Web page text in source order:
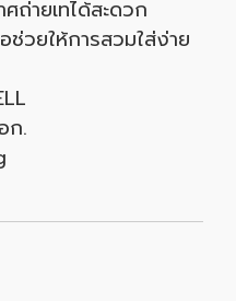
ถ่ายเทได้สะดวก
วยให้การสวมใส่ง่าย
ก.